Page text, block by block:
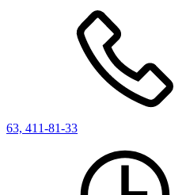
63, 411-81-33